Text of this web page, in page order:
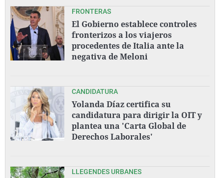
FRONTERAS
El Gobierno establece controles
fronterizos a los viajeros
procedentes de Italia ante la
negativa de Meloni
CANDIDATURA
Yolanda Díaz certifica su
candidatura para dirigir la OIT y
plantea una 'Carta Global de
Derechos Laborales'
LLEGENDES URBANES